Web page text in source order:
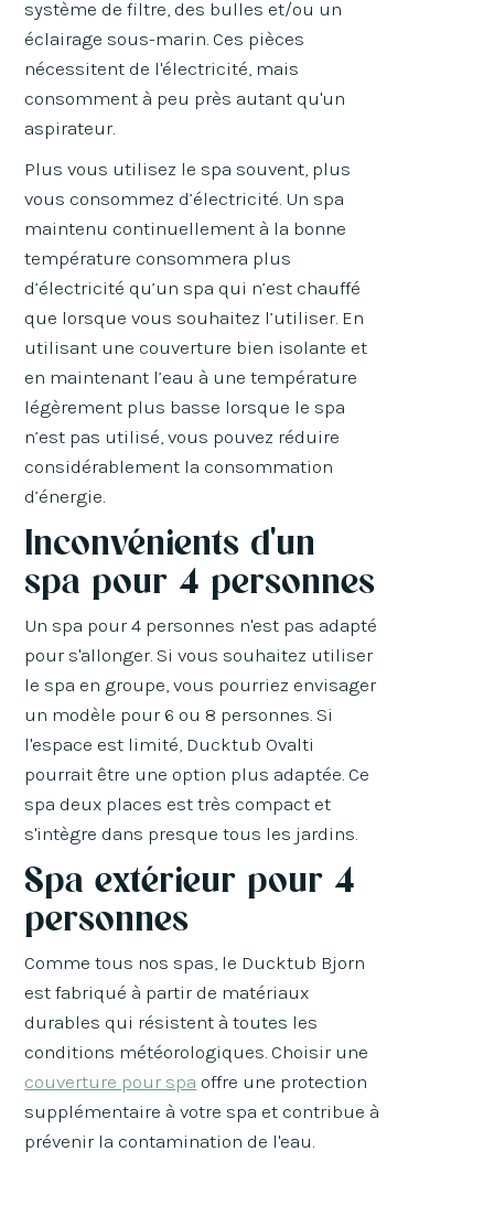
système de filtre, des bulles et/ou un
éclairage sous-marin. Ces pièces
nécessitent de l'électricité, mais
consomment à peu près autant qu'un
aspirateur.
Plus vous utilisez le spa souvent, plus
vous consommez d’électricité. Un spa
maintenu continuellement à la bonne
température consommera plus
d’électricité qu’un spa qui n’est chauffé
que lorsque vous souhaitez l’utiliser. En
utilisant une couverture bien isolante et
en maintenant l’eau à une température
légèrement plus basse lorsque le spa
n’est pas utilisé, vous pouvez réduire
considérablement la consommation
d’énergie.
Inconvénients d'un
spa pour 4 personnes
Un spa pour 4 personnes n'est pas adapté
pour s'allonger. Si vous souhaitez utiliser
le spa en groupe, vous pourriez envisager
un modèle pour 6 ou 8 personnes. Si
l'espace est limité, Ducktub Ovalti
pourrait être une option plus adaptée. Ce
spa deux places est très compact et
s'intègre dans presque tous les jardins.
Spa extérieur pour 4
personnes
Comme tous nos spas, le Ducktub Bjorn
est fabriqué à partir de matériaux
durables qui résistent à toutes les
conditions météorologiques. Choisir une
couverture pour spa offre une protection
supplémentaire à votre spa et contribue à
prévenir la contamination de l'eau.